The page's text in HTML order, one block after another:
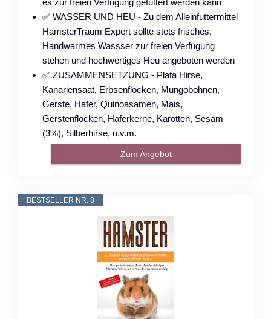
✅ WASSER UND HEU - Zu dem Alleinfuttermittel
HamsterTraum Expert sollte stets frisches,
Handwarmes Wassser zur freien Verfügung
stehen und hochwertiges Heu angeboten werden
✅ ZUSAMMENSETZUNG - Plata Hirse,
Kanariensaat, Erbsenflocken, Mungobohnen,
Gerste, Hafer, Quinoasamen, Mais,
Gerstenflocken, Haferkerne, Karotten, Sesam
(3%), Silberhirse, u.v.m.
Zum Angebot
BESTSELLER NR. 8